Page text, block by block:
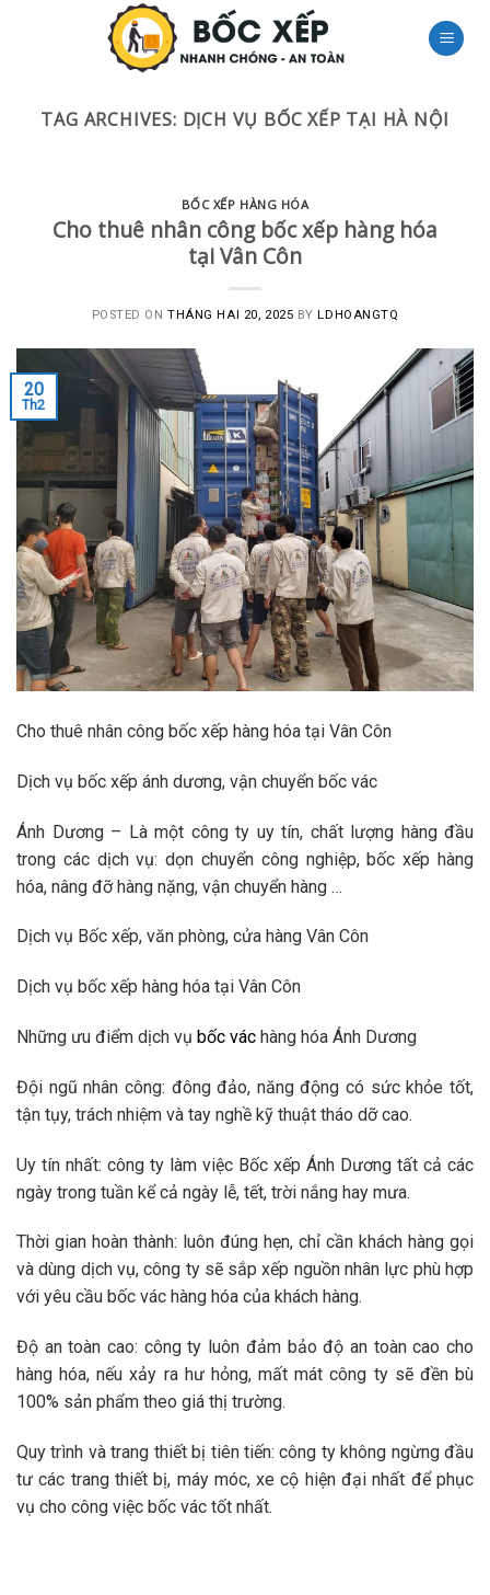
TAG ARCHIVES: DỊCH VỤ BỐC XẾP TẠI HÀ NỘI
BỐC XẾP HÀNG HÓA
Cho thuê nhân công bốc xếp hàng hóa
tại Vân Côn
POSTED ONTHÁNG HAI 20, 2025 BYLDHOANGTQ
20
Th2
Cho thuê nhân công bốc xếp hàng hóa tại Vân Côn
Dịch vụ bốc xếp ánh dương, vận chuyển bốc vác
Ánh Dương – Là một công ty uy tín, chất lượng hàng đầu
trong các dịch vụ: dọn chuyển công nghiệp, bốc xếp hàng
hóa, nâng đỡ hàng nặng, vận chuyển hàng …
Dịch vụ Bốc xếp, văn phòng, cửa hàng Vân Côn
Dịch vụ bốc xếp hàng hóa tại Vân Côn
Những ưu điểm dịch vụ bốc vác hàng hóa Ánh Dương
Đội ngũ nhân công: đông đảo, năng động có sức khỏe tốt,
tận tụy, trách nhiệm và tay nghề kỹ thuật tháo dỡ cao.
Uy tín nhất: công ty làm việc Bốc xếp Ánh Dương tất cả các
ngày trong tuần kể cả ngày lễ, tết, trời nắng hay mưa.
Thời gian hoàn thành: luôn đúng hẹn, chỉ cần khách hàng gọi
và dùng dịch vụ, công ty sẽ sắp xếp nguồn nhân lực phù hợp
với yêu cầu bốc vác hàng hóa của khách hàng.
Độ an toàn cao: công ty luôn đảm bảo độ an toàn cao cho
hàng hóa, nếu xảy ra hư hỏng, mất mát công ty sẽ đền bù
100% sản phẩm theo giá thị trường.
Quy trình và trang thiết bị tiên tiến: công ty không ngừng đầu
tư các trang thiết bị, máy móc, xe cộ hiện đại nhất để phục
vụ cho công việc bốc vác tốt nhất.